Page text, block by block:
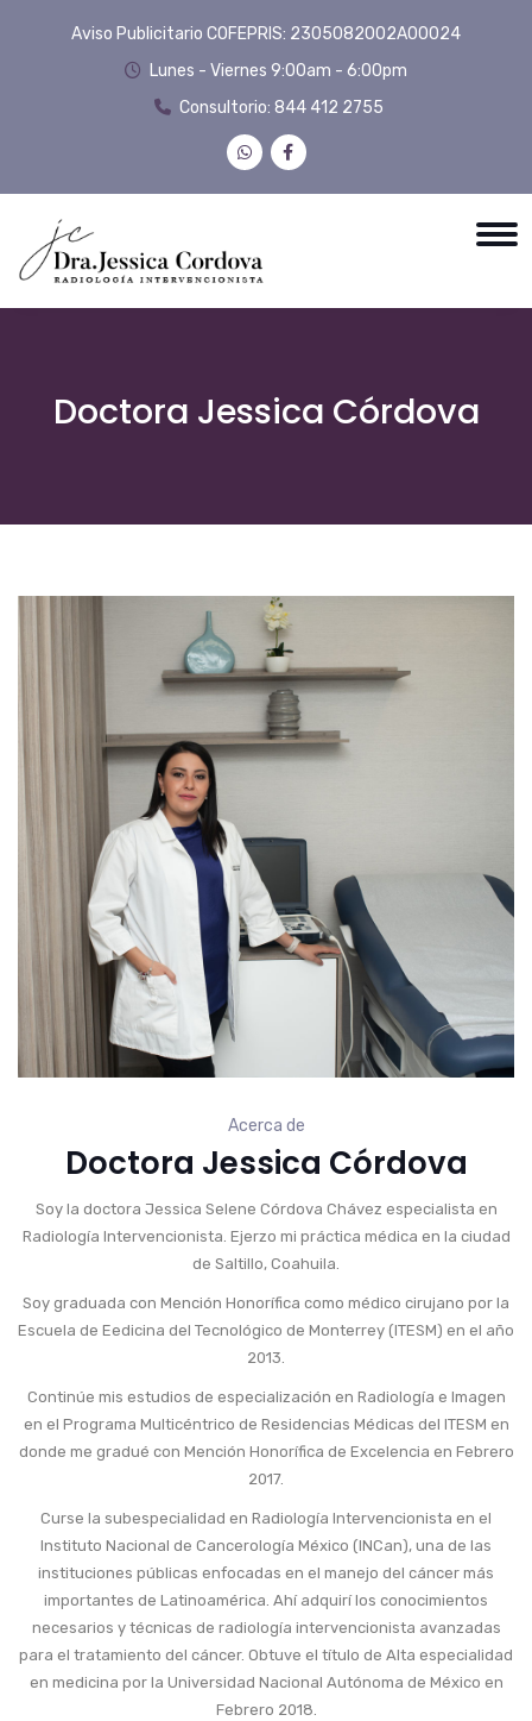
Aviso Publicitario COFEPRIS: 2305082002A00024
Lunes - Viernes 9:00am - 6:00pm
Consultorio: 844 412 2755
Doctora Jessica Córdova
Acerca de
Doctora Jessica Córdova
Soy la doctora Jessica Selene Córdova Chávez especialista en
Radiología Intervencionista. Ejerzo mi práctica médica en la ciudad
de Saltillo, Coahuila.
Soy graduada con Mención Honorífica como médico cirujano por la
Escuela de Eedicina del Tecnológico de Monterrey (ITESM) en el año
2013.
Continúe mis estudios de especialización en Radiología e Imagen
en el Programa Multicéntrico de Residencias Médicas del ITESM en
donde me gradué con Mención Honorífica de Excelencia en Febrero
2017.
Curse la subespecialidad en Radiología Intervencionista en el
Instituto Nacional de Cancerología México (INCan), una de las
instituciones públicas enfocadas en el manejo del cáncer más
importantes de Latinoamérica. Ahí adquirí los conocimientos
necesarios y técnicas de radiología intervencionista avanzadas
para el tratamiento del cáncer. Obtuve el título de Alta especialidad
en medicina por la Universidad Nacional Autónoma de México en
Febrero 2018.